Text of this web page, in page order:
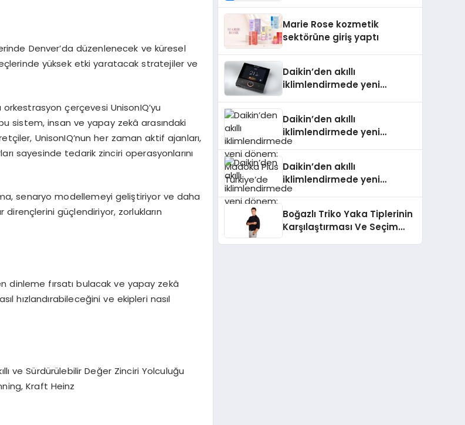
Denver’da düzenlenecek ve küresel
yüksek etki yaratacak stratejiler ve
çerçevesi UnisonIQ’yu
sistem, insan ve yapay zekâ arasındaki
UnisonIQ’nun her zaman aktif ajanları,
sayesinde tedarik zinciri operasyonlarını
senaryo modellemeyi geliştiriyor ve daha
dirençlerini güçlendiriyor, zorlukların
dinleme fırsatı bulacak ve yapay zekâ
hızlandırabileceğini ve ekipleri nasıl
ve Sürdürülebilir Değer Zinciri Yolculuğu
Kraft Heinz
Aldı
Marie Rose kozmetik
sektörüne giriş yaptı
Daikin’den akıllı
iklimlendirmede yeni
Daikin’den akıllı
iklimlendirmede yeni
dönem: Madoka Plus
Daikin’den akıllı
iklimlendirmede yeni
dönem: Madoka Plus
Boğazlı Triko Yaka Tiplerinin
Karşılaştırması Ve Seçim